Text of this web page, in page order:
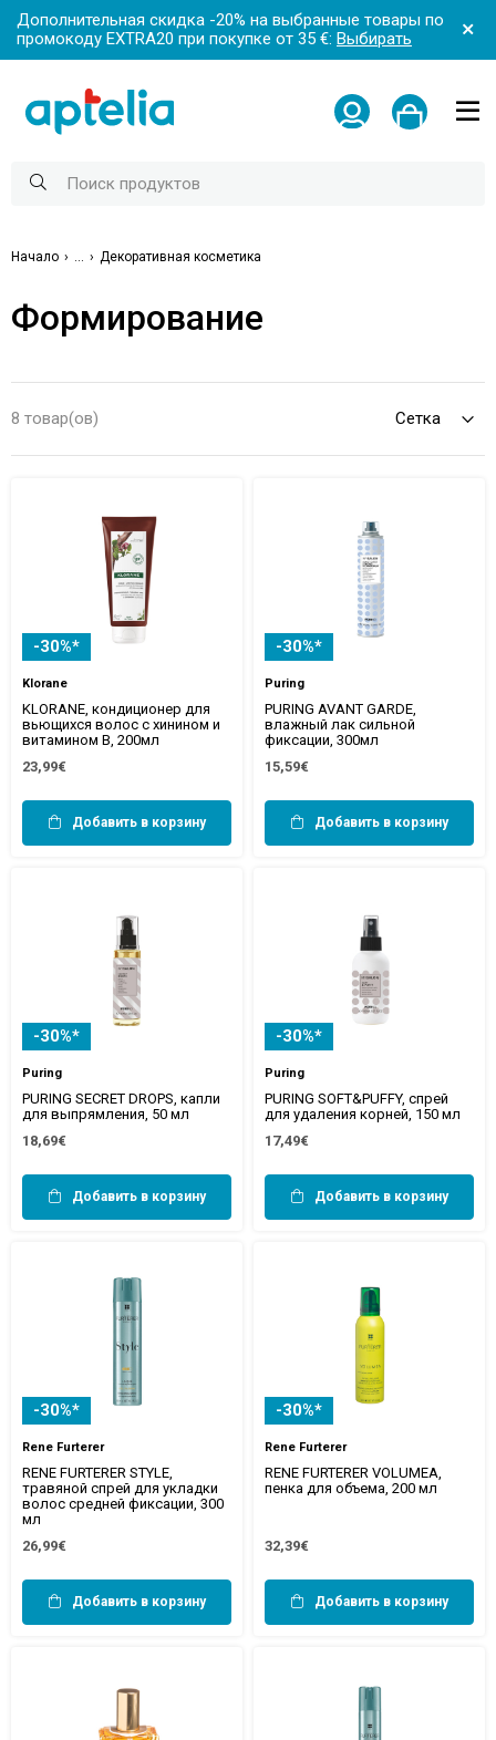
Дополнительная скидка -20% на выбранные товары по
промокоду EXTRA20 при покупке от 35 €: Выбирать
Начало Декоративная косметика
Формирование
8 товар(ов)
-30%*
Klorane
KLORANE, кондиционер для
вьющихся волос с хинином и
витамином B, 200мл
23,99€
Добавить в корзину
-30%*
Puring
PURING AVANT GARDE,
влажный лак сильной
фиксации, 300мл
15,59€
Добавить в корзину
-30%*
Puring
PURING SECRET DROPS, капли
для выпрямления, 50 мл
18,69€
Добавить в корзину
-30%*
Puring
PURING SOFT&PUFFY, спрей
для удаления корней, 150 мл
17,49€
Добавить в корзину
-30%*
Rene Furterer
RENE FURTERER STYLE,
травяной спрей для укладки
волос средней фиксации, 300
мл
26,99€
Добавить в корзину
-30%*
Rene Furterer
RENE FURTERER VOLUMEA,
пенка для объема, 200 мл
32,39€
Добавить в корзину